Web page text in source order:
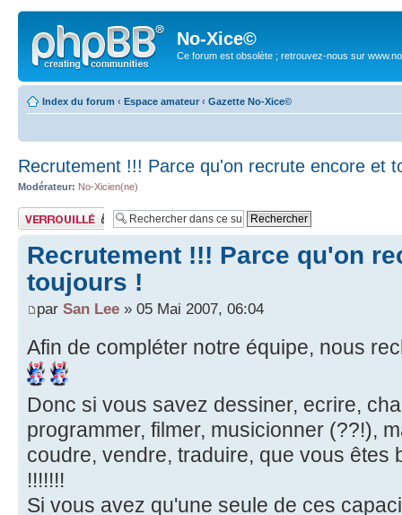
No-Xice©
Ce forum est obsolète ; retrouvez-nous sur
Index du forum ‹ Espace amateur ‹ Gazette No-Xice©
Recrutement !!! Parce qu'on recrute encore et
Modérateur: No-Xicien(ne)
Sujet verrouillé
Recrutement !!! Parce qu'on
toujours !
par San Lee » 05 Mai 2007, 06:04
Afin de compléter notre équipe, nous
Donc si vous savez dessiner, ecrire,
programmer, filmer, musicionner (??!),
coudre, vendre, traduire, que vous êtes
!!!!!!!
Si vous avez qu'une seule de ces